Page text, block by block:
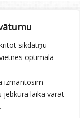
sīkdatņu
optimāla
izmantosim
jebkurā laikā varat
bulv.